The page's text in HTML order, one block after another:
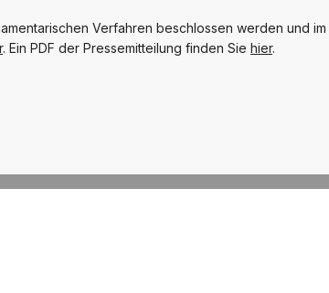
Verfahren beschlossen werden und
. Ein PDF der Pressemitteilung finden Sie hier.